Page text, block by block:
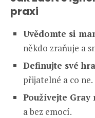
praxi
Uvědomte si
někdo zraňuje a
Definujte své
přijatelné a co ne.
Používejte Gray
a bez emocí.